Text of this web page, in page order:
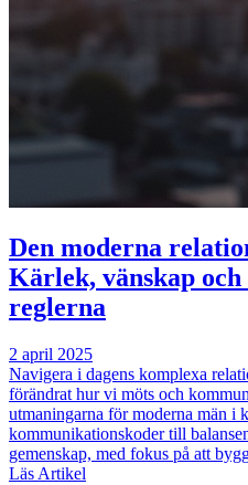
Den moderna
Kärlek, vänskap och
reglerna
2 april 2025
Navigera i dagens komplexa
förändrat hur vi möts och
utmaningarna för moderna män i
kommunikationskoder till
gemenskap, med fokus på att
Läs Artikel